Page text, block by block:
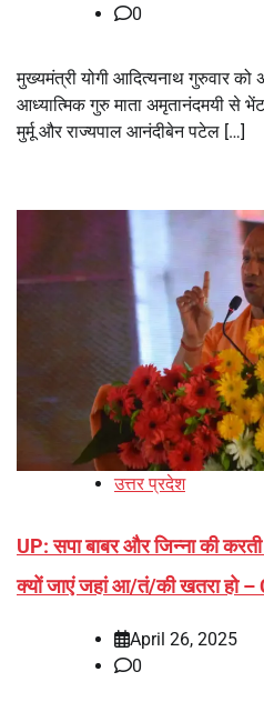
0
मुख्यमंत्री योगी आदित्यनाथ गुरुवार को
आध्यात्मिक गुरु माता अमृतानंदमयी से भेंट
मुर्मू और राज्यपाल आनंदीबेन पटेल […]
उत्तर प्रदेश
UP: सपा बाबर और जिन्ना की
क्यों जाएं जहां आ/तं/की खतरा हो –
April 26, 2025
0